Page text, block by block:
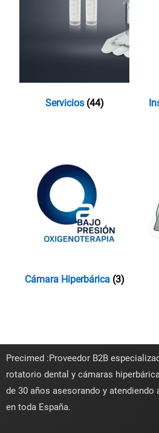
Servicios (44)
Cámara Hiperbárica (3)
Precimed :Proveedor B2B
rotatorio dental y cámaras
de 30 años asesorando y
en toda España.